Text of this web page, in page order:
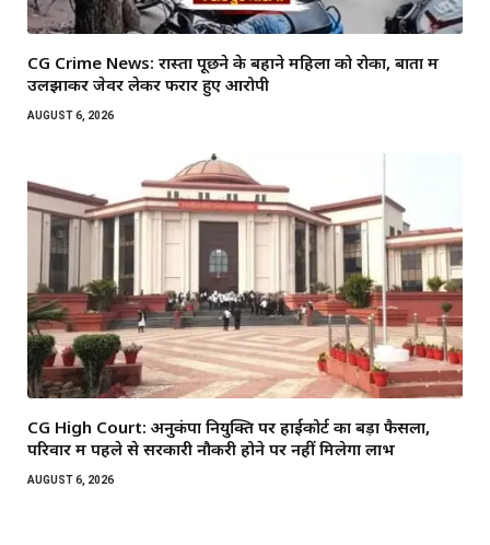
CG Crime News: रास्ता पूछने के बहाने महिला को रोका, बातों में
उलझाकर जेवर लेकर फरार हुए आरोपी
AUGUST 6, 2026
CG High Court: अनुकंपा नियुक्ति पर हाईकोर्ट का बड़ा फैसला,
परिवार में पहले से सरकारी नौकरी होने पर नहीं मिलेगा लाभ
AUGUST 6, 2026